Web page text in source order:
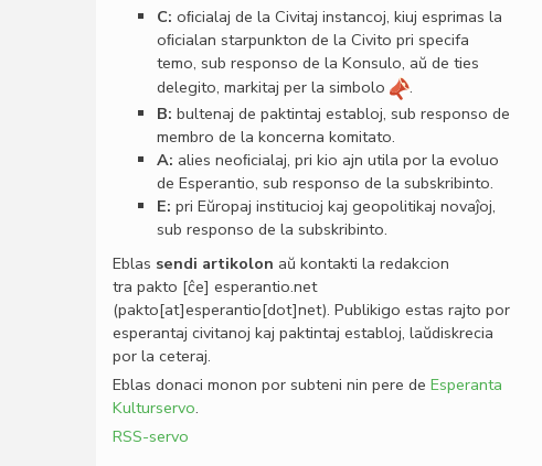
C: oﬁcialaj de la Civitaj instancoj, kiuj esprimas la
oﬁcialan starpunkton de la Civito pri specifa
temo, sub responso de la Konsulo, aŭ de ties
delegito, markitaj per la simbolo
.
B: bultenaj de paktintaj establoj, sub responso de
membro de la koncerna komitato.
A: alies neoﬁcialaj, pri kio ajn utila por la evoluo
de Esperantio, sub responso de la subskribinto.
E: pri Eŭropaj institucioj kaj geopolitikaj novaĵoj,
sub responso de la subskribinto.
Eblas sendi artikolon aŭ kontakti la redakcion
tra pakto [ĉe] esperantio.net
(pakto[at]esperantio[dot]net). Publikigo estas rajto por
esperantaj civitanoj kaj paktintaj establoj, laŭdiskrecia
por la ceteraj.
Eblas donaci monon por subteni nin pere de Esperanta
Kulturservo.
RSS-servo